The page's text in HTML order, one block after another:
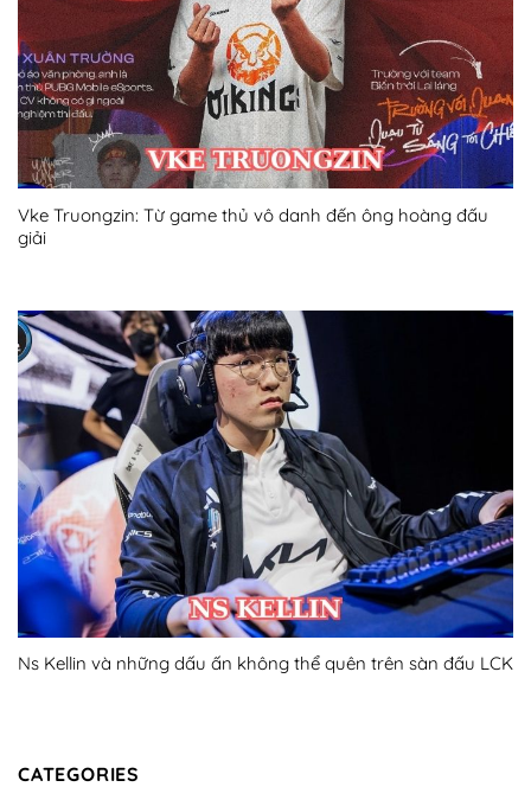
Vke Truongzin: Từ game thủ vô danh đến ông hoàng đấu
giải
Ns Kellin và những dấu ấn không thể quên trên sàn đấu LCK
CATEGORIES